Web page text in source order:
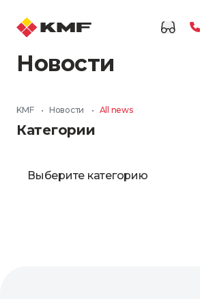
Новости
KMF • Новости • All news
Категории
Выберите категорию